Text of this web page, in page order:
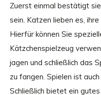
Zuerst einmal bestätigt
sein. Katzen lieben es,
Hierfür können Sie
Kätzchenspielzeug
jagen und schließlich das
zu fangen. Spielen ist
Schließlich bietet ein